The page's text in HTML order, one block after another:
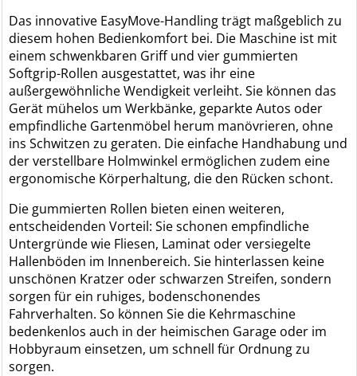
Das innovative EasyMove-Handling trägt maßgeblich zu
diesem hohen Bedienkomfort bei. Die Maschine ist mit
einem schwenkbaren Griff und vier gummierten
Softgrip-Rollen ausgestattet, was ihr eine
außergewöhnliche Wendigkeit verleiht. Sie können das
Gerät mühelos um Werkbänke, geparkte Autos oder
empfindliche Gartenmöbel herum manövrieren, ohne
ins Schwitzen zu geraten. Die einfache Handhabung und
der verstellbare Holmwinkel ermöglichen zudem eine
ergonomische Körperhaltung, die den Rücken schont.
Die gummierten Rollen bieten einen weiteren,
entscheidenden Vorteil: Sie schonen empfindliche
Untergründe wie Fliesen, Laminat oder versiegelte
Hallenböden im Innenbereich. Sie hinterlassen keine
unschönen Kratzer oder schwarzen Streifen, sondern
sorgen für ein ruhiges, bodenschonendes
Fahrverhalten. So können Sie die Kehrmaschine
bedenkenlos auch in der heimischen Garage oder im
Hobbyraum einsetzen, um schnell für Ordnung zu
sorgen.